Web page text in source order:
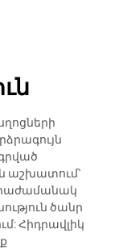
աշխատում՝
ծանր
Հիդրավլիկ